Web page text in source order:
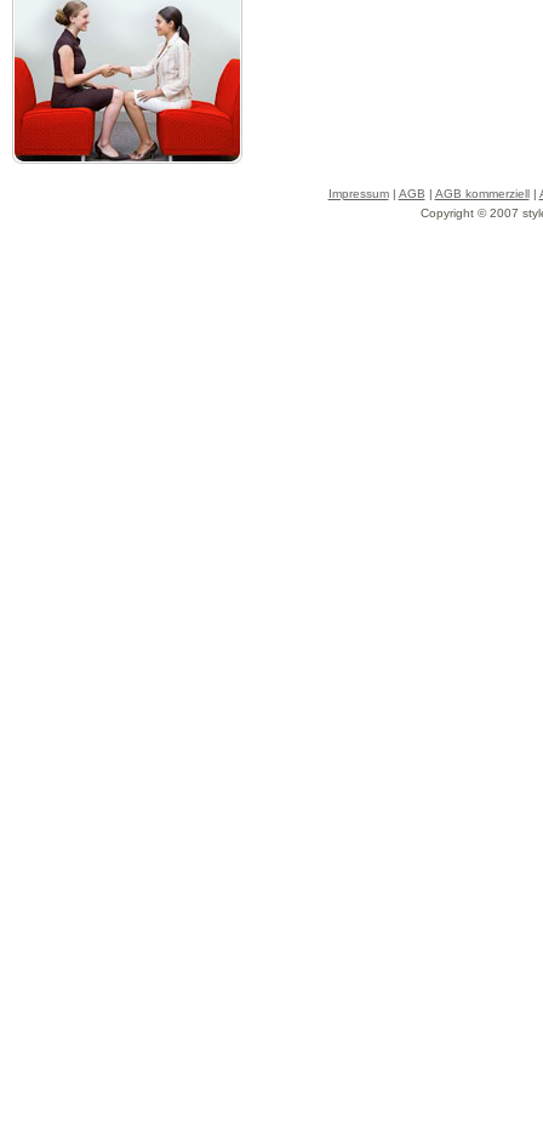
Impressum| AGB | AGB kommerziell|
Copyright © 2007